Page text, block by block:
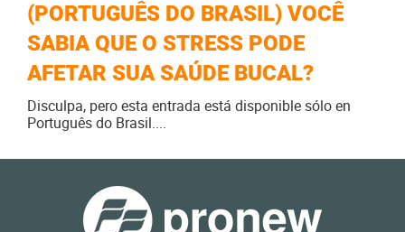
(PORTUGUÊS DO BRASIL) VOCÊ
SABIA QUE O STRESS PODE
AFETAR SUA SAÚDE BUCAL?
Disculpa, pero esta entrada está disponible sólo en
Português do Brasil....